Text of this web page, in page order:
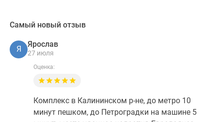
Самый новый отзыв
Я
Ярослав
27 июля
Оценка:
Комплекс в Калининском р-не, до метро 10
минут пешком, до Петроградки на машине 5